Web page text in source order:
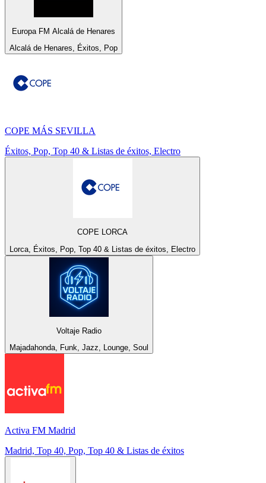
Europa FM Alcalá de Henares
Alcalá de Henares, Éxitos, Pop
COPE MÁS SEVILLA
Éxitos, Pop, Top 40 & Listas de éxitos, Electro
COPE LORCA
Lorca, Éxitos, Pop, Top 40 & Listas de éxitos, Electro
Voltaje Radio
Majadahonda, Funk, Jazz, Lounge, Soul
Activa FM Madrid
Madrid, Top 40, Pop, Top 40 & Listas de éxitos